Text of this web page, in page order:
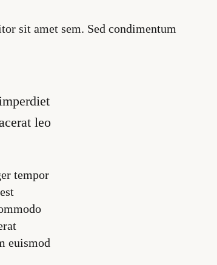
sit amet sem. Sed condimentum
leo
tempor
euismod